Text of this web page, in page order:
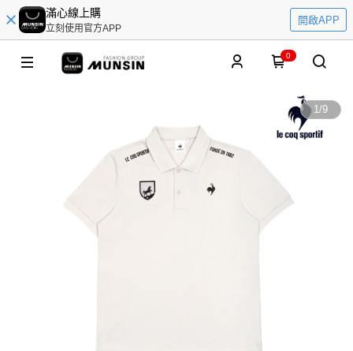
滿心線上購
立刻使用官方APP
開啟APP
0
1/9